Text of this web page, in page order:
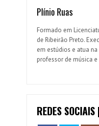
Plínio Ruas
Formado em
de Ribeirão Preto.
em estúdios e atua
professor de música
REDES